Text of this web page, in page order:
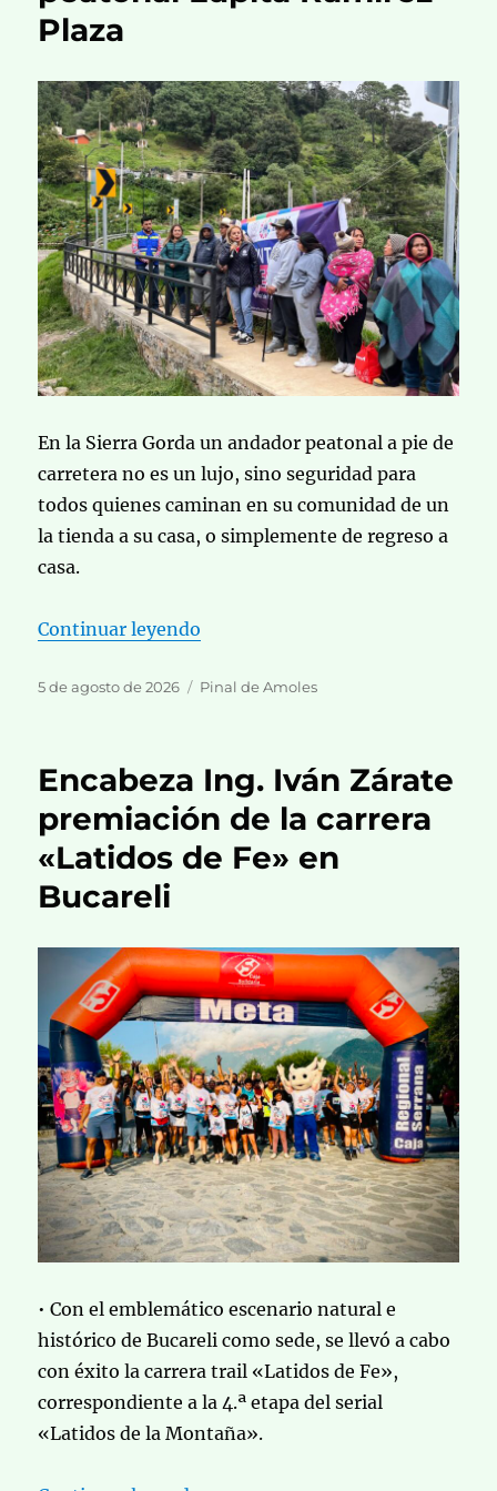
Plaza
En la Sierra Gorda un andador peatonal a pie de
carretera no es un lujo, sino seguridad para
todos quienes caminan en su comunidad de un
la tienda a su casa, o simplemente de regreso a
casa.
Continuar leyendo
Publicado
5 de agosto de 2026 Categorías
Pinal de Amoles
Encabeza Ing. Iván Zárate
premiación de la carrera
«Latidos de Fe» en
Bucareli
• Con el emblemático escenario natural e
histórico de Bucareli como sede, se llevó a cabo
con éxito la carrera trail «Latidos de Fe»,
correspondiente a la 4.ª etapa del serial
«Latidos de la Montaña».